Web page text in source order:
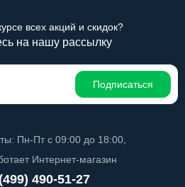
всех акций и скидок?
на нашу рассылку
Подписаться
Пн-Пт с 09:00 до 18:00,
Интернет-магазин
490-51-27